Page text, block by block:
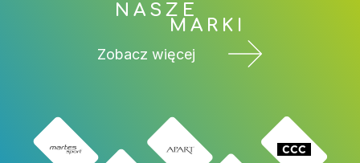
NASZE
MARKI
Zobacz więcej